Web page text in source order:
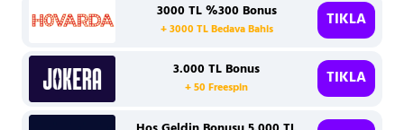
3000 TL %300 Bonus
+ 3000 TL Bedava Bahis TIKLA
3.000 TL Bonus
+ 50 Freespin TIKLA